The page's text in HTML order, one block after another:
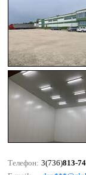
Телефон: 3(736)813-